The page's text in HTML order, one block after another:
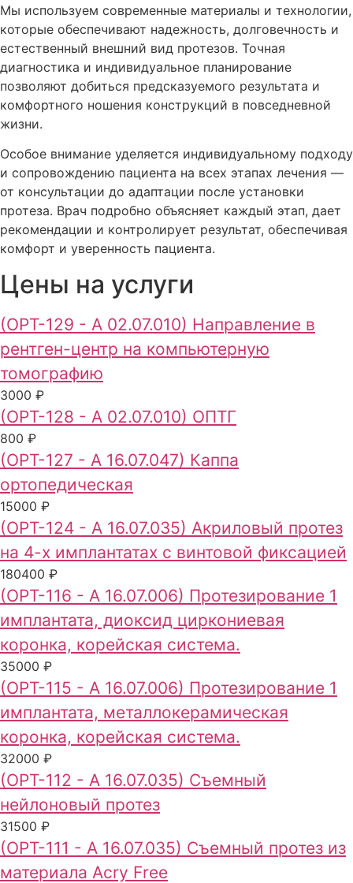
Мы используем современные материалы и технологии,
которые обеспечивают надежность, долговечность и
естественный внешний вид протезов. Точная
диагностика и индивидуальное планирование
позволяют добиться предсказуемого результата и
комфортного ношения конструкций в повседневной
жизни.
Особое внимание уделяется индивидуальному подходу
и сопровождению пациента на всех этапах лечения —
от консультации до адаптации после установки
протеза. Врач подробно объясняет каждый этап, дает
рекомендации и контролирует результат, обеспечивая
комфорт и уверенность пациента.
Цены на услуги
(ОРТ-129 - А 02.07.010) Направление в
рентген-центр на компьютерную
томографию
3000 ₽
(ОРТ-128 - А 02.07.010) ОПТГ
800 ₽
(ОРТ-127 - А 16.07.047) Каппа
ортопедическая
15000 ₽
(ОРТ-124 - А 16.07.035) Акриловый протез
на 4-х имплантатах с винтовой фиксацией
180400 ₽
(ОРТ-116 - А 16.07.006) Протезирование 1
имплантата, диоксид циркониевая
коронка, корейская система.
35000 ₽
(ОРТ-115 - А 16.07.006) Протезирование 1
имплантата, металлокерамическая
коронка, корейская система.
32000 ₽
(ОРТ-112 - А 16.07.035) Съемный
нейлоновый протез
31500 ₽
(ОРТ-111 - А 16.07.035) Съемный протез из
материала Acry Free